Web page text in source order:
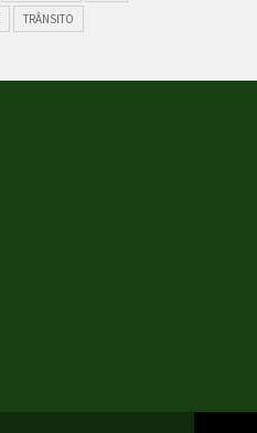
TRÂNSITO